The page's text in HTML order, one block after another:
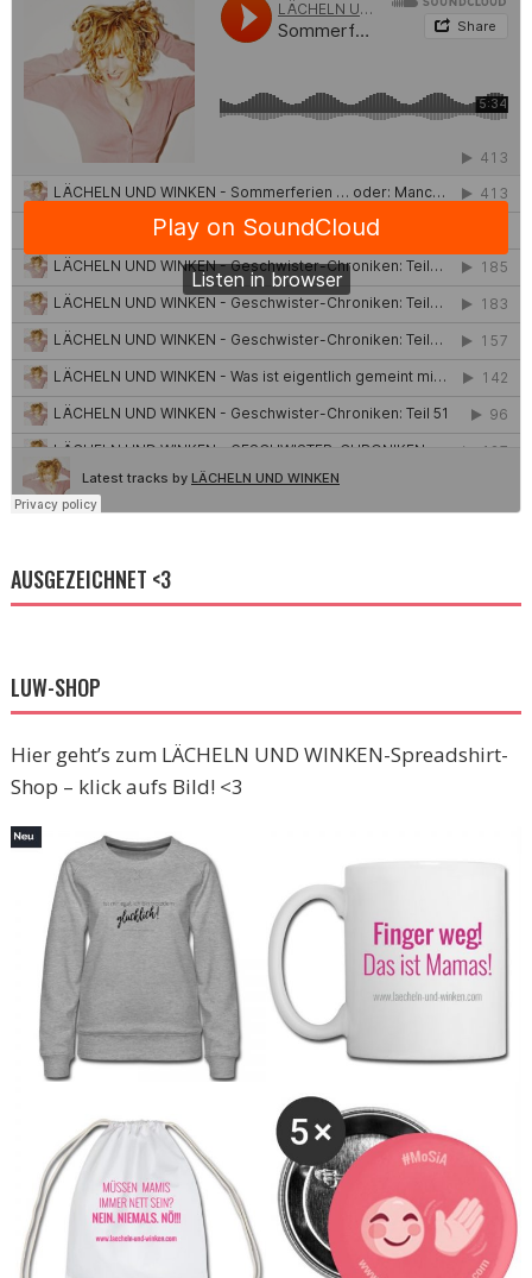
AUSGEZEICHNET <3
LUW-SHOP
Hier geht’s zum LÄCHELN UND WINKEN-Spreadshirt-
Shop – klick aufs Bild! <3